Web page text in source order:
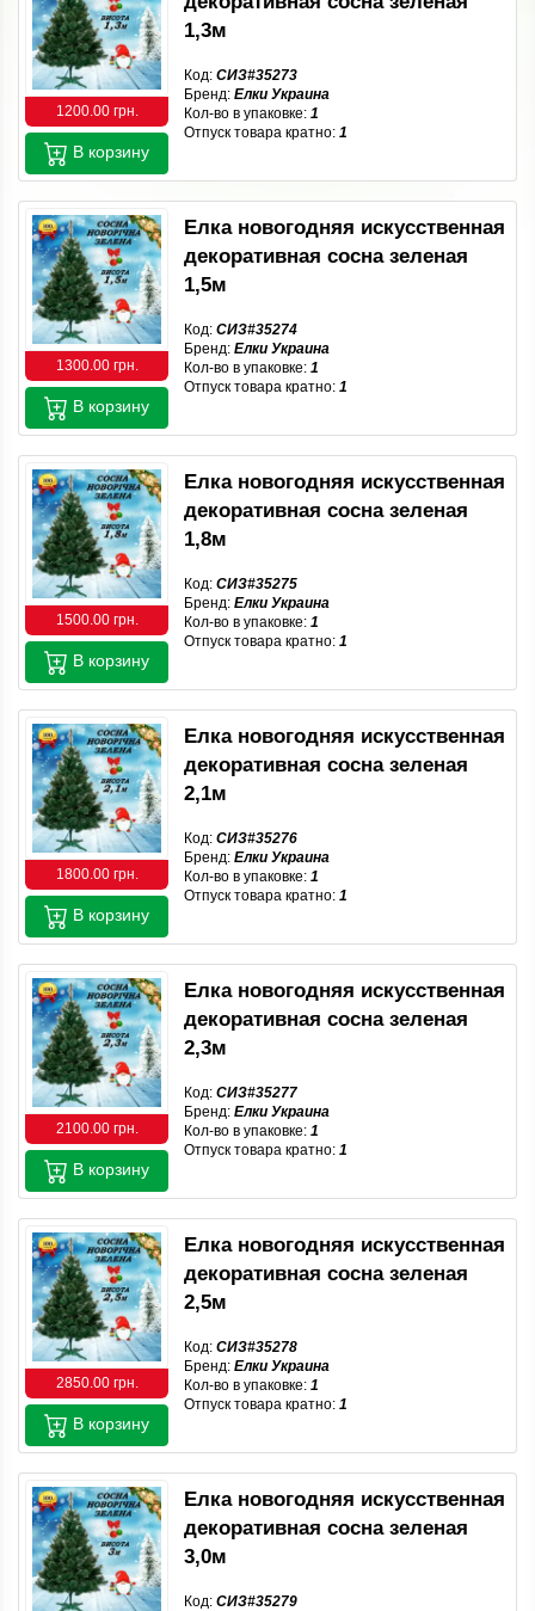
1200.00 грн.
1,3м
Код: СИЗ#35273
Бренд: Елки Украина
Кол-во в упаковке: 1
Отпуск товара кратно: 1
В корзину
1300.00 грн.
Елка новогодняя искусственная
декоративная сосна зеленая
1,5м
Код: СИЗ#35274
Бренд: Елки Украина
Кол-во в упаковке: 1
Отпуск товара кратно: 1
В корзину
1500.00 грн.
Елка новогодняя искусственная
декоративная сосна зеленая
1,8м
Код: СИЗ#35275
Бренд: Елки Украина
Кол-во в упаковке: 1
Отпуск товара кратно: 1
В корзину
1800.00 грн.
Елка новогодняя искусственная
декоративная сосна зеленая
2,1м
Код: СИЗ#35276
Бренд: Елки Украина
Кол-во в упаковке: 1
Отпуск товара кратно: 1
В корзину
2100.00 грн.
Елка новогодняя искусственная
декоративная сосна зеленая
2,3м
Код: СИЗ#35277
Бренд: Елки Украина
Кол-во в упаковке: 1
Отпуск товара кратно: 1
В корзину
2850.00 грн.
Елка новогодняя искусственная
декоративная сосна зеленая
2,5м
Код: СИЗ#35278
Бренд: Елки Украина
Кол-во в упаковке: 1
Отпуск товара кратно: 1
В корзину
Елка новогодняя искусственная
декоративная сосна зеленая
3,0м
Код: СИЗ#35279